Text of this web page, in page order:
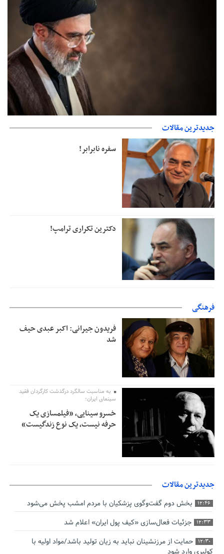
دفتر رهبر انقلاب: مطالب خارج از مراجع رسمی فاقد سندیت است
جدیدترین مقالات
سفره نابرابر!
دکترین تکراری ترامپ!
فرهنگی
فریدون جیرانی: اکبر عبدی حیف
شد
به مناسبت سالگرد درگذشت کارگردان فقید
سینمای ایران؛
خسرو سینایی، «فیلمسازی یک
حرفه نیست، یک نوع زندگیست»
جدیدترین مقالات
12:46 بخش دوم گفت‌وگوی پزشکیان با مردم امشب پخش می‌شود
12:33 جزئیات فعال‌سازی «کیف پول ایران» اعلام شد
12:30
حمایت از مرزنشینان نباید به زیان تولید باشد/مواد اولیه با